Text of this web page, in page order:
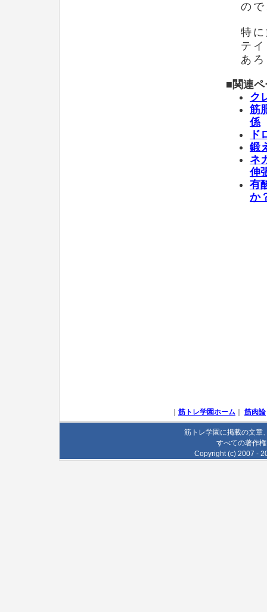
の
特
テ
あ
■関連ペ
ク
筋
係
鍛
ネ
伸
有
か
筋トレ学園ホーム 筋肉論
筋トレ学園に掲載の文章
すべての著作
Copyright (c) 2007 -